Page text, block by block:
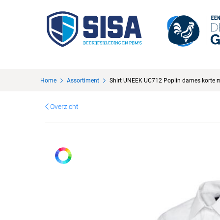
Home Assortiment Shirt UNEEK UC712 Poplin dames korte
Overzicht